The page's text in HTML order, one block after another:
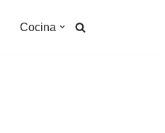
Cocina